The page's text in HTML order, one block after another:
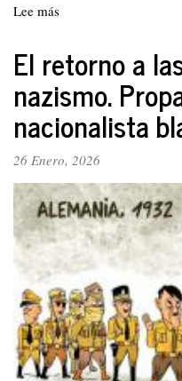
Lee más
Wilhelm
y
las
ambivalencias
de
aplicación
del
concepto
fascismo
en
el
mundo
actual
El retorno a
nazismo.
nacionalista
26 Enero, 2026